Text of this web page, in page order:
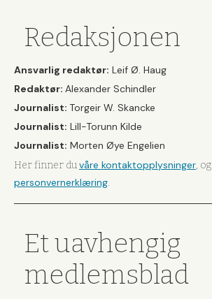
Redaksjonen
Ansvarlig redaktør: Leif Ø. Haug
Redaktør: Alexander Schindler
Journalist: Torgeir W. Skancke
Journalist: Lill-Torunn Kilde
Journalist: Morten Øye Engelien
Her finner duvåre kontaktopplysninger, og
personvernerklæring.
Et uavhengig
medlemsblad